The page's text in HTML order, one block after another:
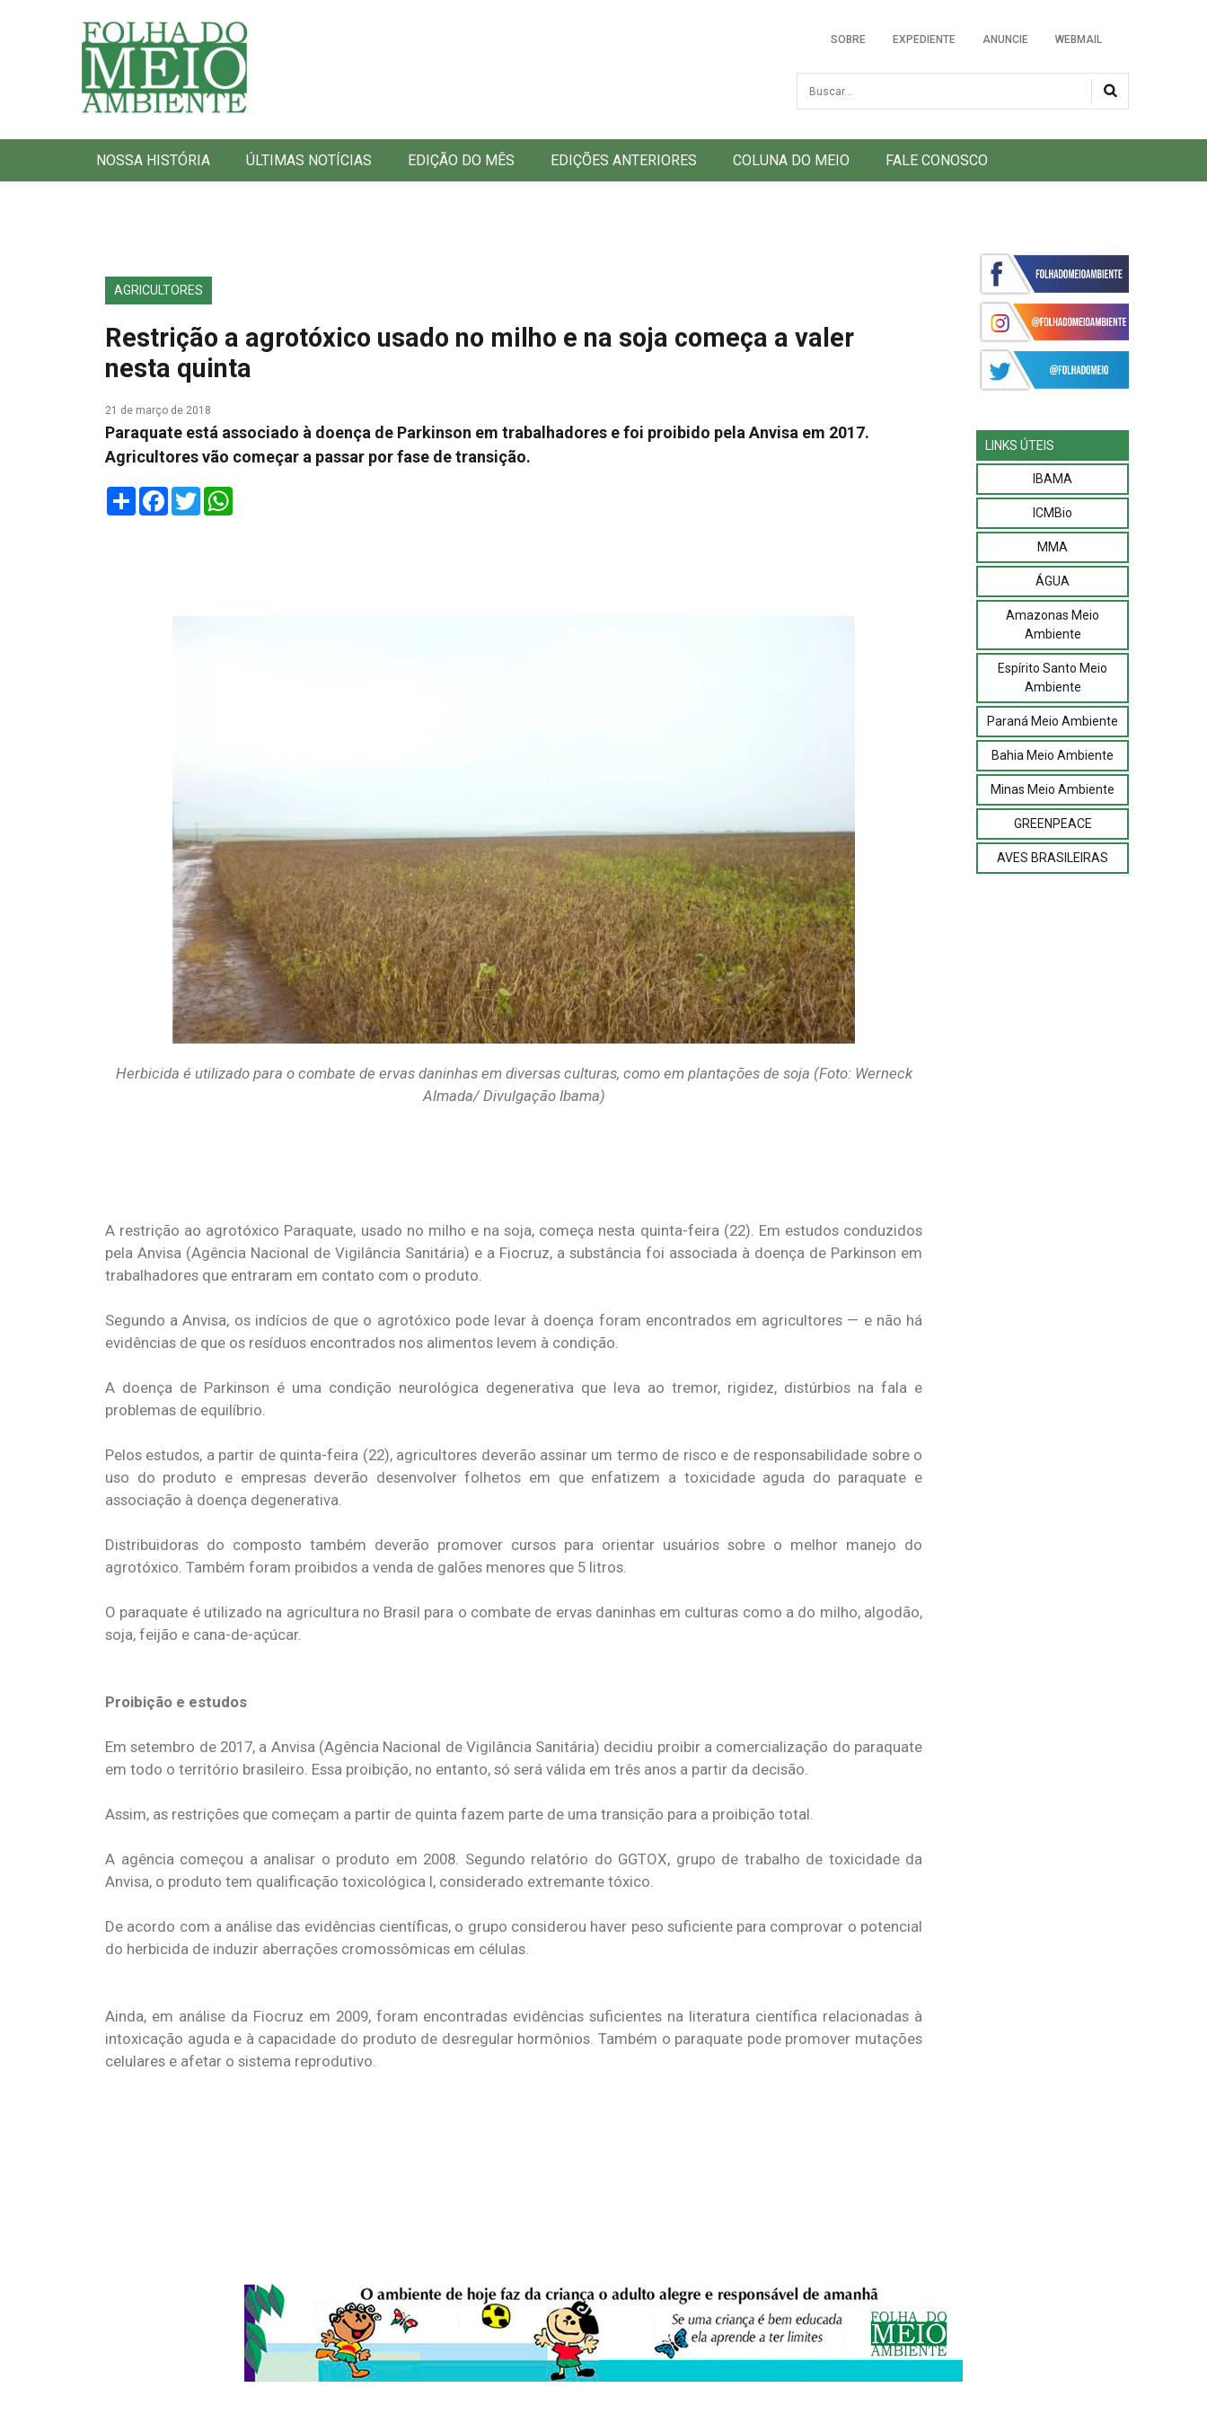
Folha do Meio Ambiente
SOBRE EXPEDIENTE ANUNCIE WEBMAIL
Busca
NOSSA HISTÓRIA ÚLTIMAS NOTÍCIAS EDIÇÃO DO MÊS EDIÇÕES ANTERIORES COLUNA DO MEIO FALE CONOSCO
AGRICULTORES
Restrição a agrotóxico usado no milho e na soja começa a valer
nesta quinta
21 de março de 2018
Paraquate está associado à doença de Parkinson em trabalhadores e foi proibido pela Anvisa em 2017.
Agricultores vão começar a passar por fase de transição.
ShareFacebook
Twitter
Herbicida é utilizado para o combate de ervas daninhas em diversas culturas, como em plantações de soja (Foto: Werneck
Almada/ Divulgação Ibama)
A restrição ao agrotóxico Paraquate, usado no milho e na soja, começa nesta quinta-feira (22). Em estudos conduzidos
pela Anvisa (Agência Nacional de Vigilância Sanitária) e a Fiocruz, a substância foi associada à doença de Parkinson em
trabalhadores que entraram em contato com o produto.
Segundo a Anvisa, os indícios de que o agrotóxico pode levar à doença foram encontrados em agricultores — e não há
evidências de que os resíduos encontrados nos alimentos levem à condição.
A doença de Parkinson é uma condição neurológica degenerativa que leva ao tremor, rigidez, distúrbios na fala e
problemas de equilíbrio.
Pelos estudos, a partir de quinta-feira (22), agricultores deverão assinar um termo de risco e de responsabilidade sobre o
uso do produto e empresas deverão desenvolver folhetos em que enfatizem a toxicidade aguda do paraquate e
associação à doença degenerativa.
Distribuidoras do composto também deverão promover cursos para orientar usuários sobre o melhor manejo do
agrotóxico. Também foram proibidos a venda de galões menores que 5 litros.
O paraquate é utilizado na agricultura no Brasil para o combate de ervas daninhas em culturas como a do milho, algodão,
soja, feijão e cana-de-açúcar.
Proibição e estudos
Em setembro de 2017, a Anvisa (Agência Nacional de Vigilância Sanitária) decidiu proibir a comercialização do paraquate
em todo o território brasileiro. Essa proibição, no entanto, só será válida em três anos a partir da decisão.
Assim, as restrições que começam a partir de quinta fazem parte de uma transição para a proibição total.
A agência começou a analisar o produto em 2008. Segundo relatório do GGTOX, grupo de trabalho de toxicidade da
Anvisa, o produto tem qualificação toxicológica I, considerado extremante tóxico.
De acordo com a análise das evidências científicas, o grupo considerou haver peso suficiente para comprovar o potencial
do herbicida de induzir aberrações cromossômicas em células.
Ainda, em análise da Fiocruz em 2009, foram encontradas evidências suficientes na literatura científica relacionadas à
intoxicação aguda e à capacidade do produto de desregular hormônios. Também o paraquate pode promover mutações
celulares e afetar o sistema reprodutivo.
LINKS ÚTEIS
IBAMA
ICMBio
MMA
ÁGUA
Amazonas Meio
Ambiente
Espírito Santo Meio
Ambiente
Paraná Meio Ambiente
Bahia Meio Ambiente
Minas Meio Ambiente
GREENPEACE
AVES BRASILEIRAS